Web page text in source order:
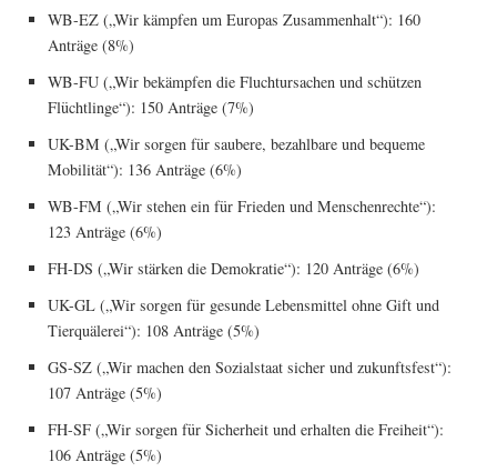
WB-EZ („Wir kämp­fen um Euro­pas Zusam­men­halt“): 160
Anträ­ge (8%)
WB-FU („Wir bekämp­fen die Flucht­ur­sa­chen und schüt­zen
Flücht­lin­ge“): 150 Anträ­ge (7%)
UK-BM („Wir sor­gen für sau­be­re, bezahl­ba­re und beque­me
Mobi­li­tät“): 136 Anträ­ge (6%)
WB-FM („Wir ste­hen ein für Frie­den und Men­schen­rech­te“):
123 Anträ­ge (6%)
FH-DS („Wir stär­ken die Demo­kra­tie“): 120 Anträ­ge (6%)
UK-GL („Wir sor­gen für gesun­de Lebens­mit­tel ohne Gift und
Tier­quä­le­rei“): 108 Anträ­ge (5%)
GS-SZ („Wir machen den Sozi­al­staat sicher und zukunfts­fest“):
107 Anträ­ge (5%)
FH-SF („Wir sor­gen für Sicher­heit und erhal­ten die Frei­heit“):
106 Anträ­ge (5%)